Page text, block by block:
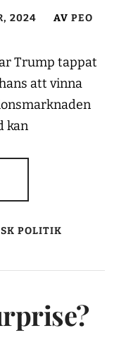
2024 AV PEO
Trump tappat
att vinna
kan
POLITIK